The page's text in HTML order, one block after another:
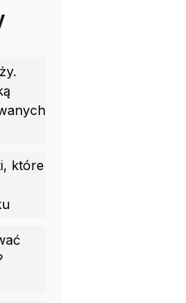
które